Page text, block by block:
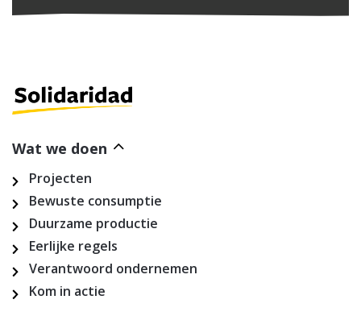
Wat we doen
Projecten
Bewuste consumptie
Duurzame productie
Eerlijke regels
Verantwoord ondernemen
Kom in actie